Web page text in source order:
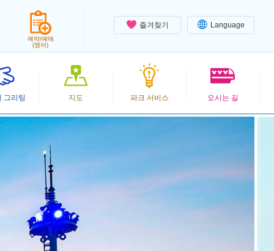
즐겨찾기 Language
예약/예매
(영어)
그리팅 지도 파크 서비스 오시는 길